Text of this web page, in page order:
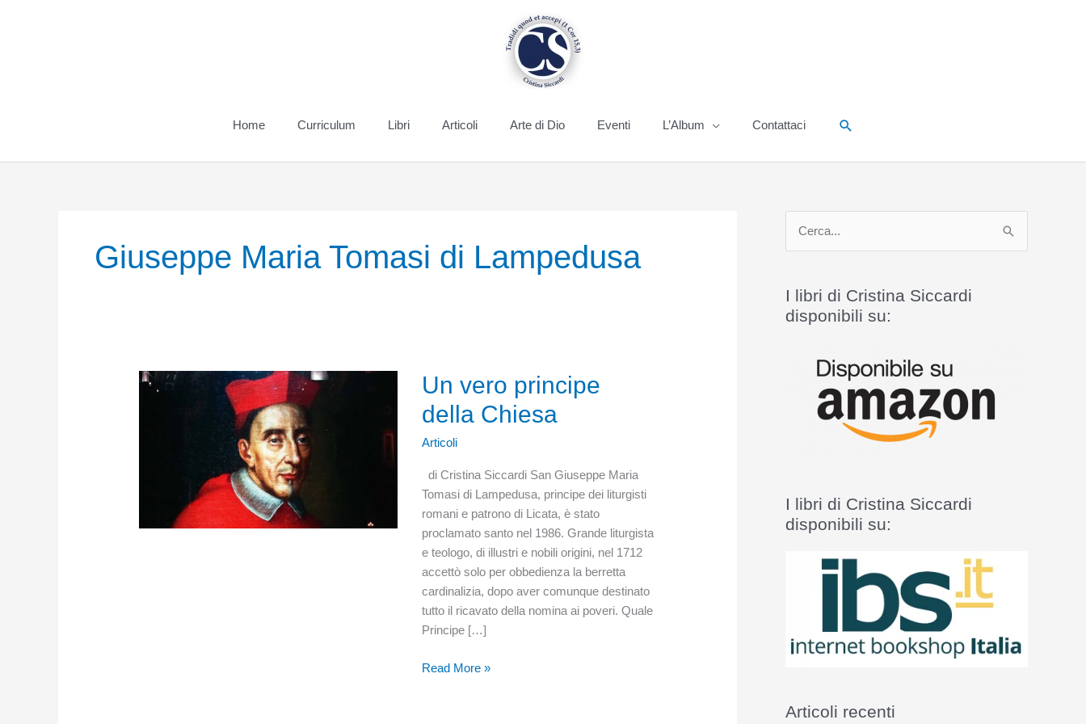
Home Curriculum Libri Articoli Arte di Dio Eventi L’Album Contattaci Cerca
Giuseppe Maria Tomasi di Lampedusa
Un vero principe
della Chiesa
Articoli
di Cristina Siccardi San Giuseppe Maria
Tomasi di Lampedusa, principe dei liturgisti
romani e patrono di Licata, è stato
proclamato santo nel 1986. Grande liturgista
e teologo, di illustri e nobili origini, nel 1712
accettò solo per obbedienza la berretta
cardinalizia, dopo aver comunque destinato
tutto il ricavato della nomina ai poveri. Quale
Principe […]
Un
Read More »
c
a
I libri di Cristina Siccardi
disponibili su:
I libri di Cristina Siccardi
disponibili su:
Articoli recenti